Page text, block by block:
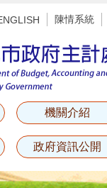
陳情系統
機關介紹
政府資訊公開